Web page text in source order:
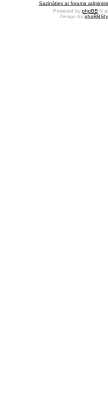
Sazināties ar foruma
Powered by phpBB ©
Design by